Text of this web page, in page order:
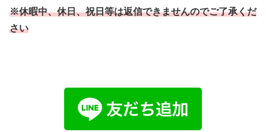
※休暇中、休日、祝日等は返信できませんのでご了承くだ
さい